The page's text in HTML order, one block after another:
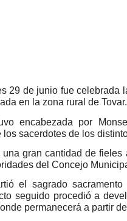
29 de junio fue celebrada
en la zona rural de Tovar.
encabezada por
los sacerdotes de los
gran cantidad de
del Concejo
el sagrado
seguido procedió a
permanecerá a partir